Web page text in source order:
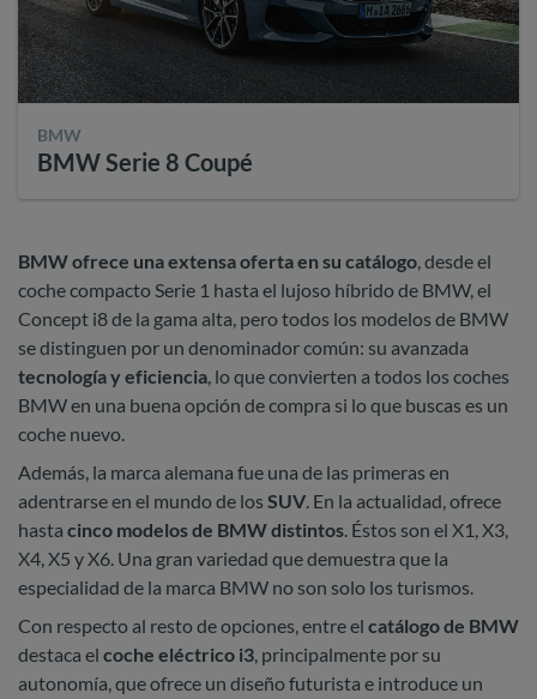
BMW
BMW Serie 8 Coupé
BMW ofrece una extensa oferta en su catálogo, desde el
coche compacto Serie 1 hasta el lujoso híbrido de BMW, el
Concept i8 de la gama alta, pero todos los modelos de BMW
se distinguen por un denominador común: su avanzada
tecnología y eficiencia, lo que convierten a todos los coches
BMW en una buena opción de compra si lo que buscas es un
coche nuevo.
Además, la marca alemana fue una de las primeras en
adentrarse en el mundo de los SUV. En la actualidad, ofrece
hasta cinco modelos de BMW distintos. Éstos son el X1, X3,
X4, X5 y X6. Una gran variedad que demuestra que la
especialidad de la marca BMW no son solo los turismos.
Con respecto al resto de opciones, entre el catálogo de BMW
destaca el coche eléctrico i3, principalmente por su
autonomía, que ofrece un diseño futurista e introduce un